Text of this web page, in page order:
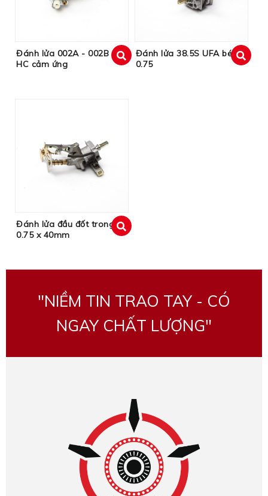
Đánh lửa 002A - 002B
HC cảm ứng
Đánh lửa 38.5S UFA béc
0.75
Đánh lửa đầu đốt trong
0.75 x 40mm
"NIỀM TIN TRAO TAY - CÓ
NGAY CHẤT LƯỢNG"